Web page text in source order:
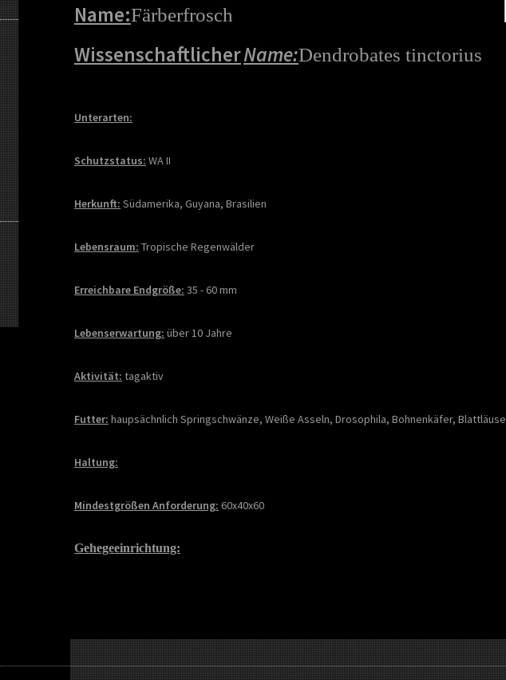
Name:Färberfrosch
WissenschaftlicherName:Dendrobates tinctorius
Unterarten:
Schutzstatus: WA II
Herkunft: Südamerika, Guyana, Brasilien
Lebensraum: Tropische Regenwälder
Erreichbare Endgröße: 35 -60 mm
Lebenserwartung: über 10 Jahre
Aktivität: tagaktiv
Futter: haupsächnlich Springschwänze, Weiße Asseln, Drosophila, Bohnenkäfer, Blattläuse
Haltung:
Mindestgrößen Anforderung: 60x40x60
Gehegeeinrichtung: